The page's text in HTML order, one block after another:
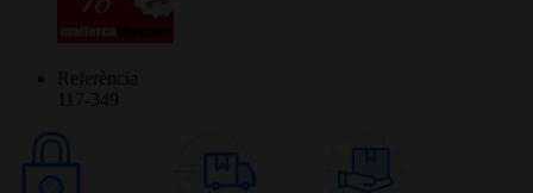
Referència
117-349